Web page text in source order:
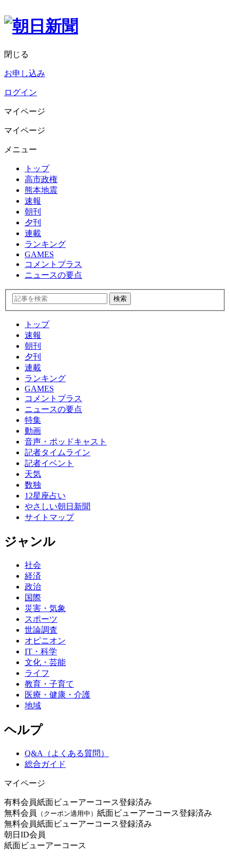
閉じる
お申し込み
ログイン
マイページ
マイページ
メニュー
トップ
高市政権
熊本地震
速報
朝刊
夕刊
連載
ランキング
GAMES
コメントプラス
ニュースの要点
トップ
速報
朝刊
夕刊
連載
ランキング
GAMES
コメントプラス
ニュースの要点
特集
動画
音声・ポッドキャスト
記者タイムライン
記者イベント
天気
数独
12星座占い
やさしい朝日新聞
サイトマップ
ジャンル
社会
経済
政治
国際
災害・気象
スポーツ
世論調査
オピニオン
IT・科学
文化・芸能
ライフ
教育・子育て
医療・健康・介護
地域
ヘルプ
Q&A（よくある質問）
総合ガイド
マイページ
有料会員紙面ビューアーコース登録済み
無料会員
（クーポン適用中） 紙面ビューアーコース登録済み
無料会員紙面ビューアーコース登録済み
朝日ID会員
紙面ビューアーコース